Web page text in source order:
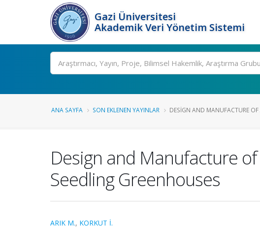
Gazi Üniversitesi
Akademik Veri Yönetim Sistemi
Ara
ANA SAYFA SON EKLENEN YAYINLAR DESIGN AND MANUFACTURE OF
Design and Manufacture
Seedling Greenhouses
ARIK M., KORKUT İ.